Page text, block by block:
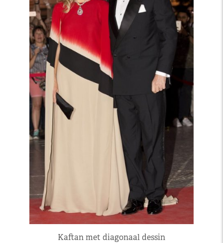
Kaftan met diagonaal dessin